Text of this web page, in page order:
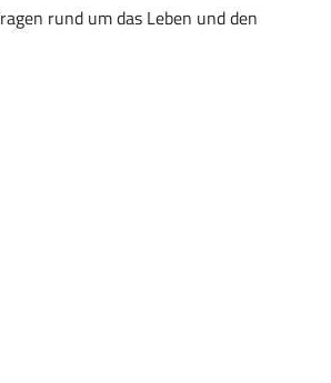
rund um das Leben und den